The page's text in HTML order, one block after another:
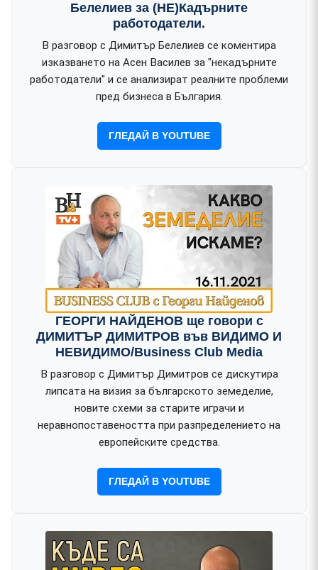
Белелиев за (НЕ)Кадърните
работодатели.
В разговор с Димитър Белелиев се коментира
изказването на Асен Василев за "некадърните
работодатели" и се анализират реалните проблеми
пред бизнеса в България.
ГЛЕДАЙ В YOUTUBE
ГЕОРГИ НАЙДЕНОВ ще говори с
ДИМИТЪР ДИМИТРОВ във ВИДИМО И
НЕВИДИМО/Business Club Media
В разговор с Димитър Димитров се дискутира
липсата на визия за българското земеделие,
новите схеми за старите играчи и
неравнопоставеността при разпределението на
европейските средства.
ГЛЕДАЙ В YOUTUBE